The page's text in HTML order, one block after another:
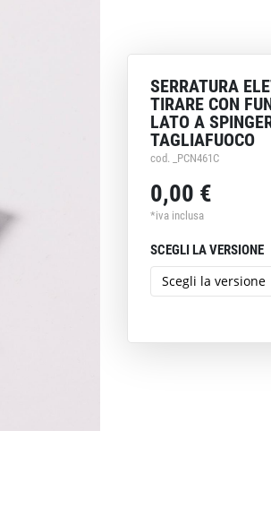
SERRATURA
TIRARE CON
LATO A
TAGLIAFUOCO
cod. _PCN461C
0,00 €
*iva inclusa
SCEGLI LA VERSIONE
Scegli la versione